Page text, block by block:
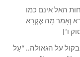
האל אינם כמו
וְאָמַר מָה אֶקְרָא
ו’]
על הגאולה.. “עַל